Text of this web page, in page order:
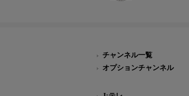
チャンネル一覧
オプションチャンネル